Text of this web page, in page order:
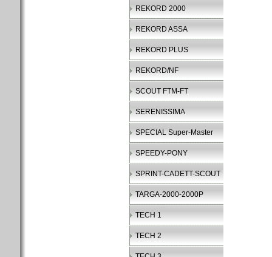
REKORD 2000
REKORD ASSA
REKORD PLUS
REKORD/NF
SCOUT FTM-FT
SERENISSIMA
SPECIAL Super-Master
SPEEDY-PONY
SPRINT-CADETT-SCOUT
TARGA-2000-2000P
TECH 1
TECH 2